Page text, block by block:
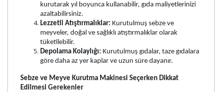
kurutarak yıl boyunca kullanabilir, gıda maliyetlerinizi
azaltabilirsiniz.
Lezzetli Atıştırmalıklar: Kurutulmuş sebze ve
meyveler, doğal ve sağlıklı atıştırmalıklar olarak
tüketilebilir.
Depolama Kolaylığı: Kurutulmuş gıdalar, taze gıdalara
göre daha az yer kaplar ve uzun süre dayanır.
Sebze ve Meyve Kurutma Makinesi Seçerken Dikkat
Edilmesi Gerekenler